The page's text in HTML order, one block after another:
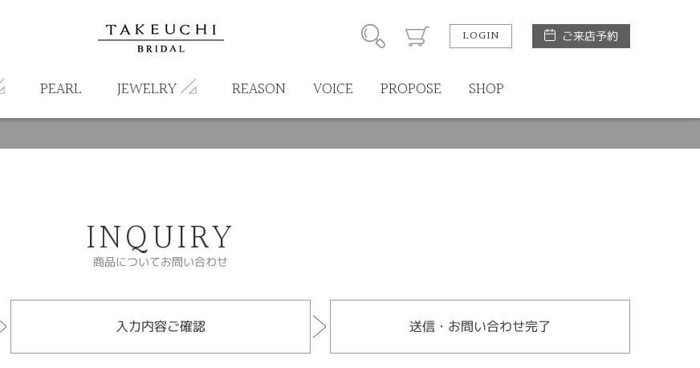
LOGIN ご来店予約
PEARL JEWELRY REASON VOICE PROPOSE SHOP
INQUIRY
商品についてお問い合わせ
入力内容ご確認 送信・お問い合わせ完了